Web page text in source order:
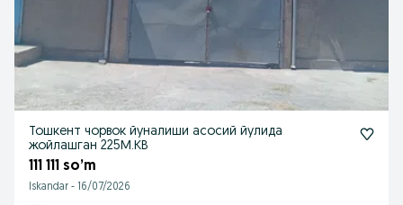
Тошкент чорвок йуналиши асосий йулида
жойлашган 225М.КВ
111 111 so’m
Iskandar - 16/07/2026